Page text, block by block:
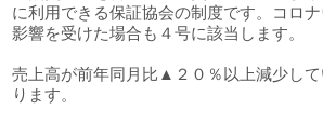
に利用できる保証協会の制度です。コロ
影響を受けた場合も４号に該当します。
売上高が前年同月比▲２０％以上減少し
ります。